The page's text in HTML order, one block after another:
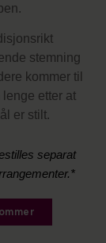
stemning
kommer til
etter at
er stilt.
separat